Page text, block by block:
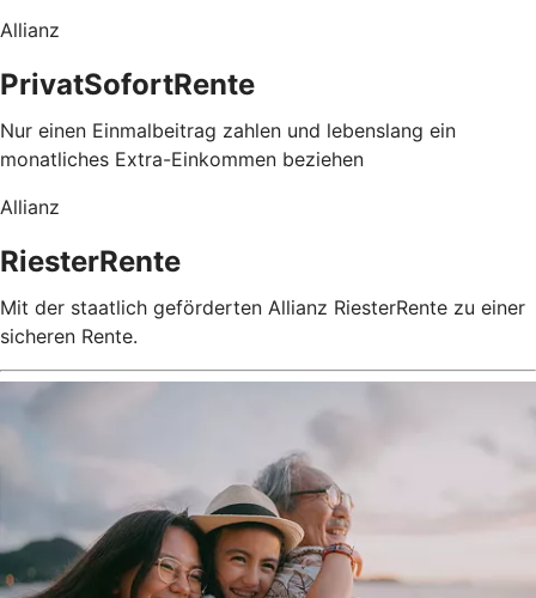
Allianz
PrivatSofortRente
Nur einen Einmalbeitrag zahlen und lebenslang ein
monatliches Extra-Einkommen beziehen
Allianz
RiesterRente
Mit der staatlich geförderten Allianz RiesterRente zu einer
sicheren Rente.